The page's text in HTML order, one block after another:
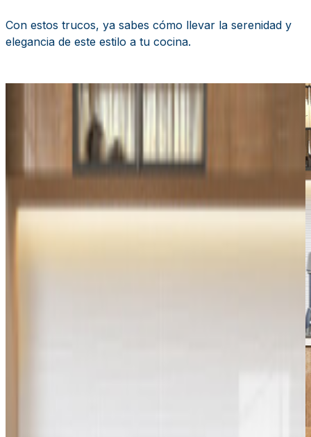
Con estos trucos, ya sabes cómo llevar la serenidad y
elegancia de este estilo a tu cocina.